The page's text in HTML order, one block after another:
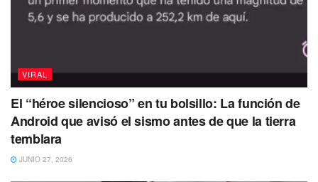
mi hermana mayor. ¿Pero sabes qué es lo
que más me entristece? Las especulaciones
hermana mientras dormía. Mi hermana fue
asesinada temprano esta mañana antes del
amanecer. Fue a la casa de su hermano y
sacó a su hermano de su casa a las 3:00
altercado tuvieron afuera pero le disparó a
VIRAL
El “héroe silencioso” en tu bolsillo: La función de
Android que avisó el sismo antes de que la tierra
temblara
JUNIO 27, 2026